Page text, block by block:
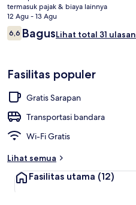
ini
Rp542.473
termasuk pajak & biaya lainnya
12 Agu - 13 Agu
Ulasan
6,66,6 dari 10
BagusLihat total 31 ulasan
Fasilitas populer
Gratis Sarapan
Transportasi bandara
Wi-Fi Gratis
Lihat semua
Fasilitas utama (12)